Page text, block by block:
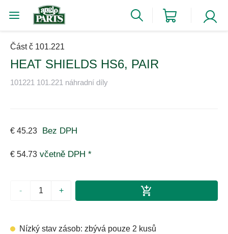
Část č 101.221
HEAT SHIELDS HS6, PAIR
101221 101.221 náhradní díly
€ 45.23 Bez DPH
€ 54.73 včetně DPH *
- +
Nízký stav zásob: zbývá pouze 2 kusů